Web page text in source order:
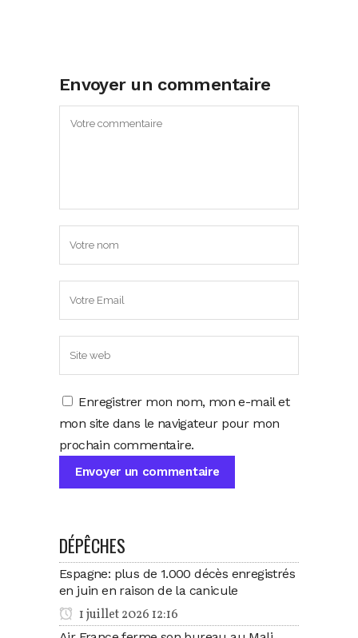
Envoyer un commentaire
Enregistrer mon nom, mon e-mail et
mon site dans le navigateur pour mon
prochain commentaire.
DÉPÊCHES
Espagne: plus de 1.000 décès enregistrés
en juin en raison de la canicule
1 juillet 2026 12:16